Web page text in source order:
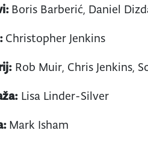
Boris Barberić, Daniel
Christopher Jenkins
Rob Muir, Chris Jenkins,
Lisa Linder-Silver
Mark Isham